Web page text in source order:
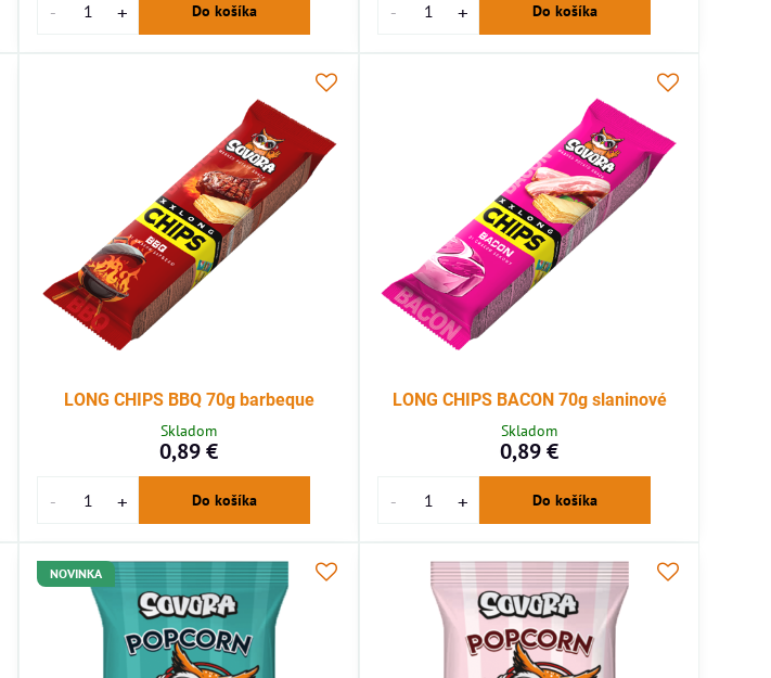
Do košíka Do košíka
LONG CHIPS BBQ 70g barbeque
Skladom
0,89 €
Do košíka
LONG CHIPS BACON 70g slaninové
Skladom
0,89 €
Do košíka
NOVINKA